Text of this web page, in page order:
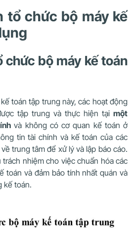
tổ chức bộ máy kế
chức bộ máy kế toán
toán tập trung này, các hoạt động
tập trung và thực hiện tại một
và không có cơ quan kế toán ở
tin tài chính và kế toán của các
trung tâm để xử lý và lập báo cáo.
nhiệm cho việc chuẩn hóa các
toán và đảm bảo tính nhất quán và
kế toán.